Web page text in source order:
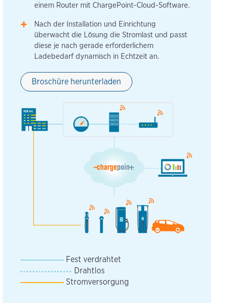
einem Router mit ChargePoint-Cloud-Software.
Nach der Installation und Einrichtung
überwacht die Lösung die Stromlast und passt
diese je nach gerade erforderlichem
Ladebedarf dynamisch in Echtzeit an.
Broschüre herunterladen
Fest verdrahtet
Drahtlos
Stromversorgung